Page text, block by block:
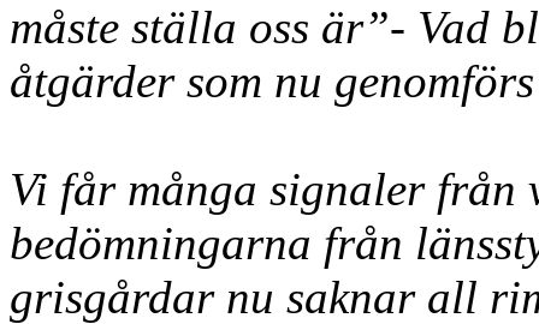
måste ställa oss är”- Vad
åtgärder som nu
Vi får många signaler från
bedömningarna från
grisgårdar nu saknar all